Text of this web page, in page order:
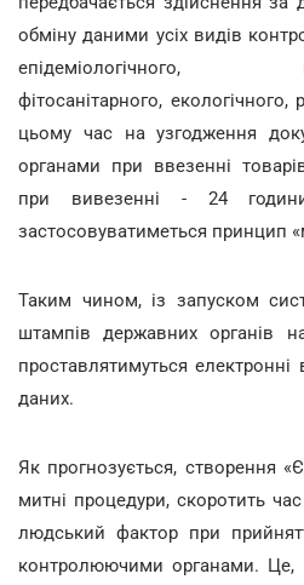
обміну даними усіх видів
епідеміологічного,
фітосанітарного,
цьому час на узгодження
органами при ввезенні
при вивезенні - 24
застосовуватиметься принцип
Таким чином, із запуском
штампів державних органів
проставлятимуться електронні
даних.
Як прогнозується, створення
митні процедури, скоротить
людський фактор при
контролюючими органами. Це,